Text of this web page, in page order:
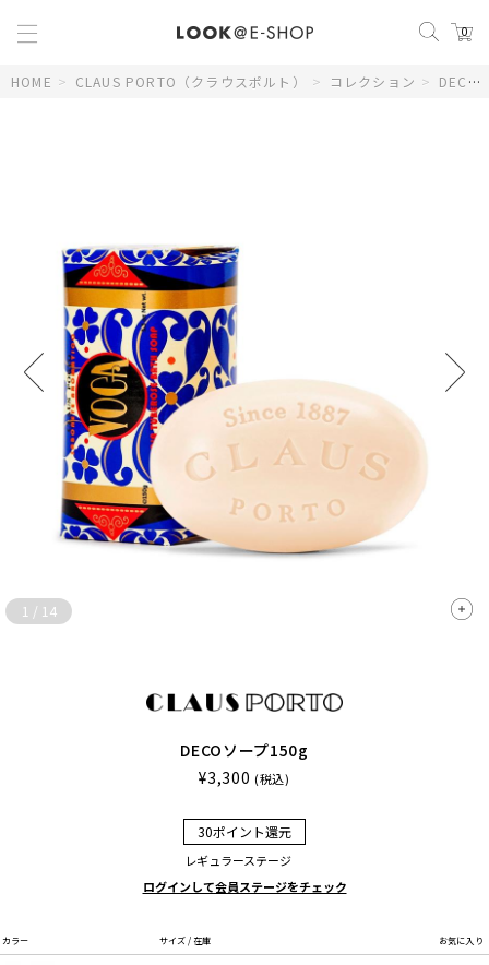
0
HOME > CLAUS PORTO（クラウスポルト） > コレクション > DECO
1 / 14
DECOソープ150g
¥3,300 (税込)
30ポイント還元
レギュラーステージ
ログインして会員ステージをチェック
カラー サイズ / 在庫 お気に入り